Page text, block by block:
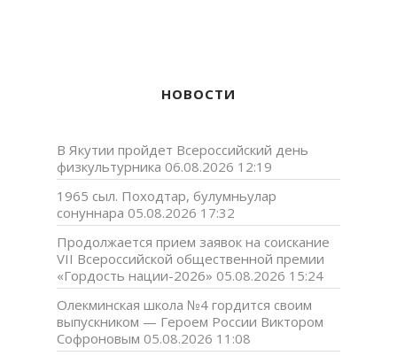
НОВОСТИ
В Якутии пройдет Всероссийский день
физкультурника 06.08.2026 12:19
1965 сыл. Походтар, булумньулар
сонуннара 05.08.2026 17:32
Продолжается прием заявок на соискание
VII Всероссийской общественной премии
«Гордость нации-2026» 05.08.2026 15:24
Олекминская школа №4 гордится своим
выпускником — Героем России Виктором
Софроновым 05.08.2026 11:08